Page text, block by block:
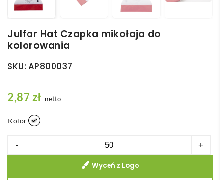
Julfar Hat Czapka mikołaja do
kolorowania
SKU: AP800037
2,87 zł netto
Kolor
-
Julfar
+
Wyceń z Logo